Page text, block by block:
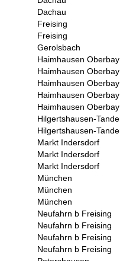
Dachau
Freising
Freising
Gerolsbach
Haimhausen Oberbay
Haimhausen Oberbay
Haimhausen Oberbay
Haimhausen Oberbay
Haimhausen Oberbay
Hilgertshausen-
Hilgertshausen-
Markt Indersdorf
Markt Indersdorf
Markt Indersdorf
München
München
München
Neufahrn b Freising
Neufahrn b Freising
Neufahrn b Freising
Neufahrn b Freising